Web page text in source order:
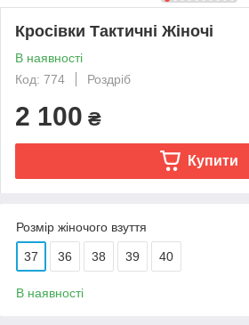
Кросівки Тактичні Жіночі
В наявності
Код: 774
Роздріб
2 100 ₴
Купити
Розмір жіночого взуття
37 36 38 39 40
В наявності